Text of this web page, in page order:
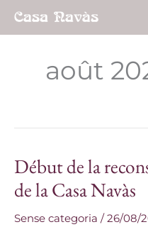
Aller
août
Début de la
de la Casa Navàs
Sense categoria /26/08/
Début
de
la
reconstruction